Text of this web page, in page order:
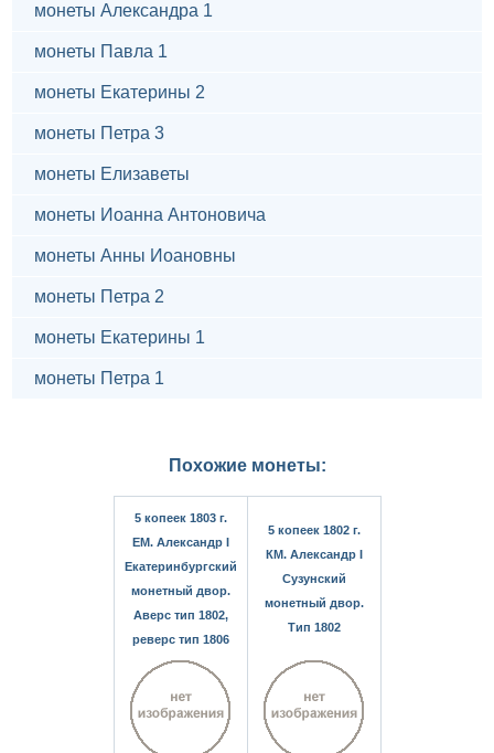
монеты Александра 1
монеты Павла 1
монеты Екатерины 2
монеты Петра 3
монеты Елизаветы
монеты Иоанна Антоновича
монеты Анны Иоановны
монеты Петра 2
монеты Екатерины 1
монеты Петра 1
Похожие монеты:
5 копеек 1803 г.
ЕМ. Александр I
Екатеринбургский
монетный двор.
Аверс тип 1802,
реверс тип 1806
5 копеек 1802 г.
КМ. Александр I
Сузунский
монетный двор.
Тип 1802